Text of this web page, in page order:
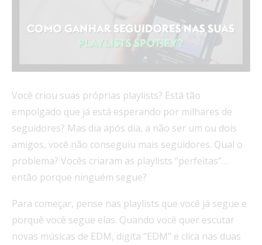
Você criou suas próprias playlists? Está tão
empolgado que já está esperando por milhares de
seguidores? Mas dia após dia, a não ser um ou dois
amigos, você não conseguiu mais seguidores. Qual o
problema? Vocês criaram as playlists “perfeitas”…
então porque ninguém segue?
Para começar, pense nas playlists que você já segue e
porquê você segue elas. Quando você quer escutar
novas músicas de EDM, digita “EDM” e clica nas duas